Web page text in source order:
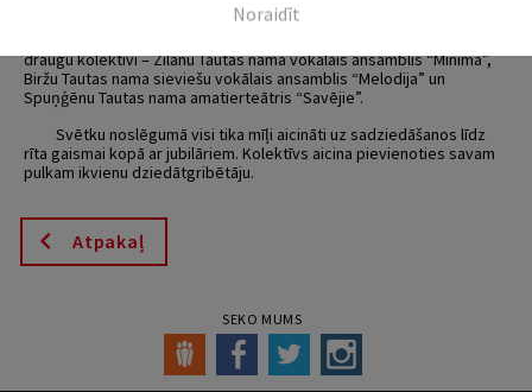
draugu kolektīvi – Zīlānu Tautas nama vokālais ansamblis “Minima”,
Biržu Tautas nama sieviešu vokālais ansamblis “Melodija” un
Spuņģēnu Tautas nama amatierteātris “Savējie”.
Svētku noslēgumā visi tika mīļi aicināti uz sadziedāšanos līdz
rīta gaismai kopā ar jubilāriem. Kolektīvs aicina pievienoties savam
pulkam ikvienu dziedātgribētāju.
Atpakaļ
SEKO MUMS
Noraidīt